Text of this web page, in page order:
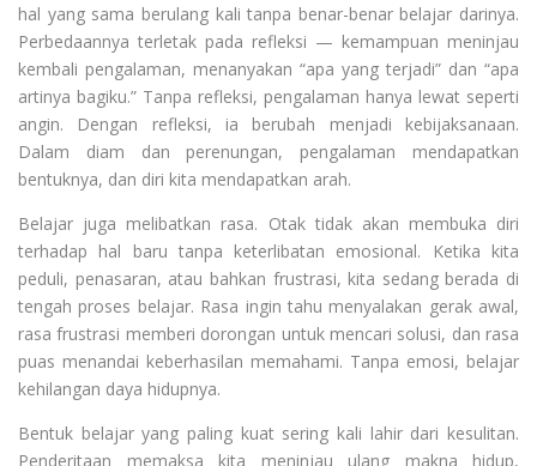
hal yang sama berulang kali tanpa benar-benar belajar darinya.
Perbedaannya terletak pada refleksi — kemampuan meninjau
kembali pengalaman, menanyakan “apa yang terjadi” dan “apa
artinya bagiku.” Tanpa refleksi, pengalaman hanya lewat seperti
angin. Dengan refleksi, ia berubah menjadi kebijaksanaan.
Dalam diam dan perenungan, pengalaman mendapatkan
bentuknya, dan diri kita mendapatkan arah.
Belajar juga melibatkan rasa. Otak tidak akan membuka diri
terhadap hal baru tanpa keterlibatan emosional. Ketika kita
peduli, penasaran, atau bahkan frustrasi, kita sedang berada di
tengah proses belajar. Rasa ingin tahu menyalakan gerak awal,
rasa frustrasi memberi dorongan untuk mencari solusi, dan rasa
puas menandai keberhasilan memahami. Tanpa emosi, belajar
kehilangan daya hidupnya.
Bentuk belajar yang paling kuat sering kali lahir dari kesulitan.
Penderitaan memaksa kita meninjau ulang makna hidup,